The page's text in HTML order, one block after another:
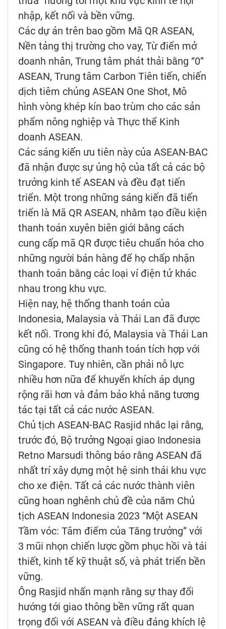
nhập, kết nối và bền vững.
Các dự án trên bao gồm Mã QR ASEAN,
Nền tảng thị trường cho vay, Từ điển mở
doanh nhân, Trung tâm phát thải bằng “0”
ASEAN, Trung tâm Carbon Tiên tiến, chiến
dịch tiêm chủng ASEAN One Shot, Mô
hình vòng khép kín bao trùm cho các sản
phẩm nông nghiệp và Thực thể Kinh
doanh ASEAN.
Các sáng kiến ưu tiên này của ASEAN-BAC
đã nhận được sự ủng hộ của tất cả các bộ
trưởng kinh tế ASEAN và đều đạt tiến
triển. Một trong những sáng kiến đã tiến
triển là Mã QR ASEAN, nhằm tạo điều kiện
thanh toán xuyên biên giới bằng cách
cung cấp mã QR được tiêu chuẩn hóa cho
những người bán hàng để họ chấp nhận
thanh toán bằng các loại ví điện tử khác
nhau trong khu vực.
Hiện nay, hệ thống thanh toán của
Indonesia, Malaysia và Thái Lan đã được
kết nối. Trong khi đó, Malaysia và Thái Lan
cũng có hệ thống thanh toán tích hợp với
Singapore. Tuy nhiên, cần phải nỗ lực
nhiều hơn nữa để khuyến khích áp dụng
rộng rãi hơn và đảm bảo khả năng tương
tác tại tất cả các nước ASEAN.
Chủ tịch ASEAN-BAC Rasjid nhắc lại rằng,
trước đó, Bộ trưởng Ngoại giao Indonesia
Retno Marsudi thông báo rằng ASEAN đã
nhất trí xây dựng một hệ sinh thái khu vực
cho xe điện. Tất cả các nước thành viên
cũng hoan nghênh chủ đề của năm Chủ
tịch ASEAN Indonesia 2023 “Một ASEAN
Tầm vóc: Tâm điểm của Tăng trưởng” với
3 mũi nhọn chiến lược gồm phục hồi và tái
thiết, kinh tế kỹ thuật số, và phát triển bền
vững.
Ông Rasjid nhấn mạnh rằng sự thay đổi
hướng tới giao thông bền vững rất quan
trọng đối với ASEAN và điều đáng khích lệ